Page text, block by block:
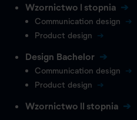
Wzornictwo I stopnia
Communication design
Product design
Design Bachelor
Communication design
Product design
Wzornictwo II stopnia